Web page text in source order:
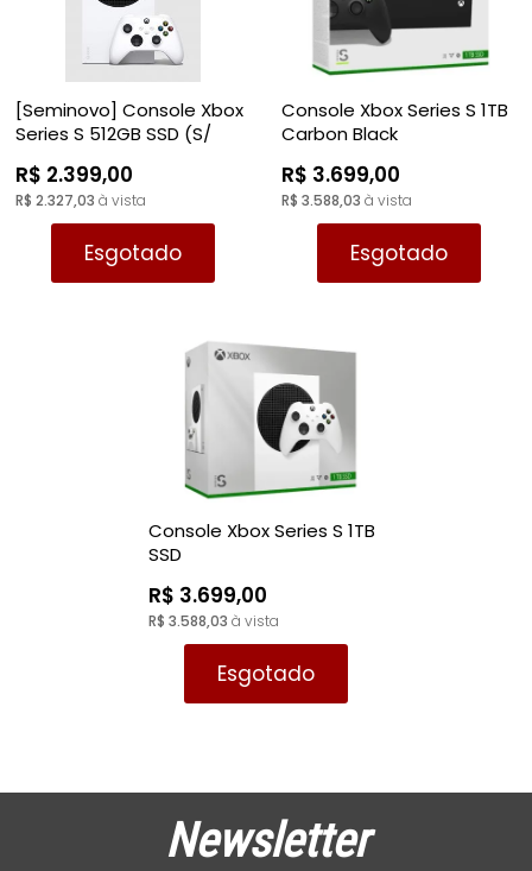
[Seminovo] Console Xbox
Series S 512GB SSD (S/
R$ 2.399,00
R$ 2.327,03 à vista
Esgotado
Console Xbox Series S 1TB
Carbon Black
R$ 3.699,00
R$ 3.588,03 à vista
Esgotado
Console Xbox Series S 1TB
SSD
R$ 3.699,00
R$ 3.588,03 à vista
Esgotado
Newsletter